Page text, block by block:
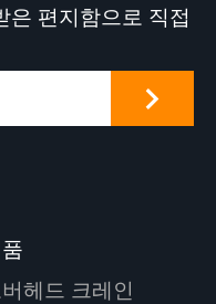
편지함으로 직접
헤드 크레인